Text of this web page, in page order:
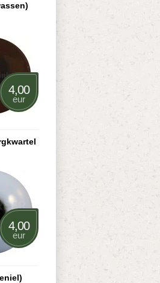
4,00
eur
4,00
eur